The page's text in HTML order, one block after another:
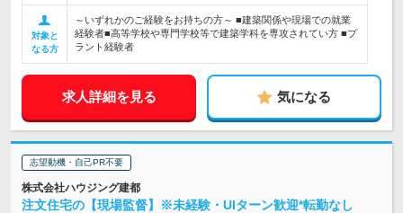
対象と
なる方
～いずれかのご経験をお持ちの方～ ■建築関係や現場での就業
経験者■高等学校や専門学校等で建築学科を専攻されてい方 ■プ
ラント経験者
求人詳細を見る 気になる
志望動機・自己PR不要
株式会社ハウジング建都
注文住宅の【現場監督】※未経験・UIターン歓迎*転勤なし